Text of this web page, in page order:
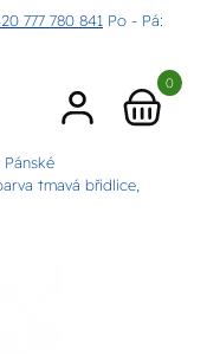
777 780 841 Po - Pá:
0
Pánské
tmavá břidlice,